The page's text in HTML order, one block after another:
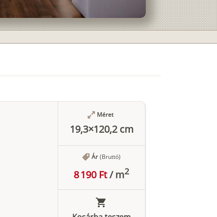
Méret
19,3×120,2 cm
Ár (Bruttó)
8 190 Ft/m2